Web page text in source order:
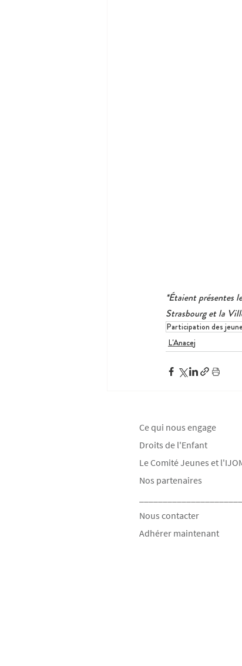
*Étaient présentes
Strasbourg et la
Participation des
L'Anacej
Ce qui nous engage
Droits de l'Enfant
Le Comité Jeunes et
Nos partenaires
Nous contacter
Adhérer maintenant